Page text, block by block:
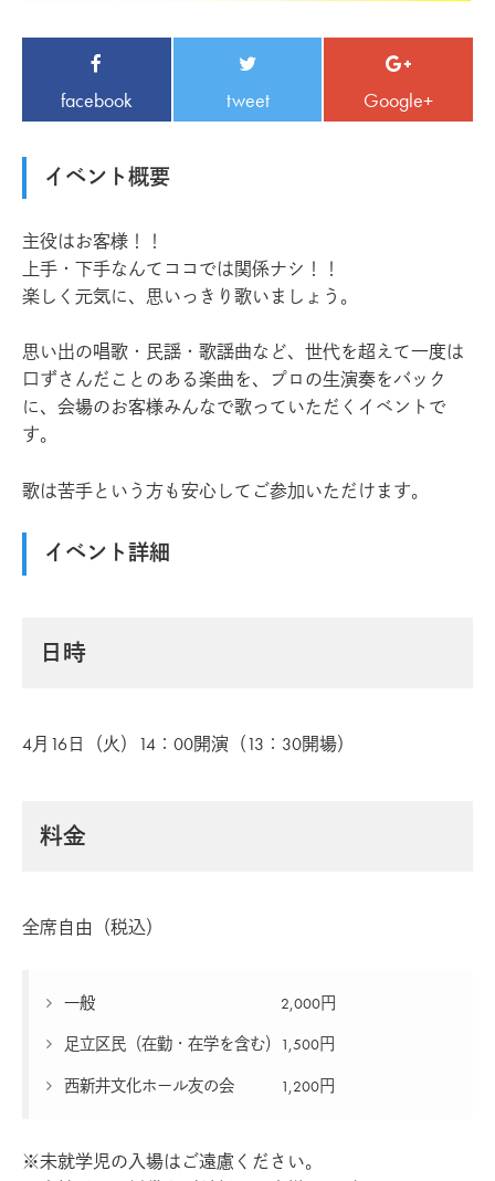
facebook tweet Google+
イベント概要
主役はお客様！！
上手・下手なんてココでは関係ナシ！！
楽しく元気に、思いっきり歌いましょう。
思い出の唱歌・民謡・歌謡曲など、世代を超えて一度は
口ずさんだことのある楽曲を、プロの生演奏をバック
に、会場のお客様みんなで歌っていただくイベントで
す。
歌は苦手という方も安心してご参加いただけます。
イベント詳細
日時
4月16日（火）14：00開演（13：30開場）
料金
全席自由（税込）
一般 2,000円
足立区民（在勤・在学を含む）1,500円
西新井文化ホール友の会 1,200円
※未就学児の入場はご遠慮ください。